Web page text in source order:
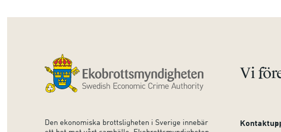
Vi
Den ekonomiska brottsligheten i Sverige innebär